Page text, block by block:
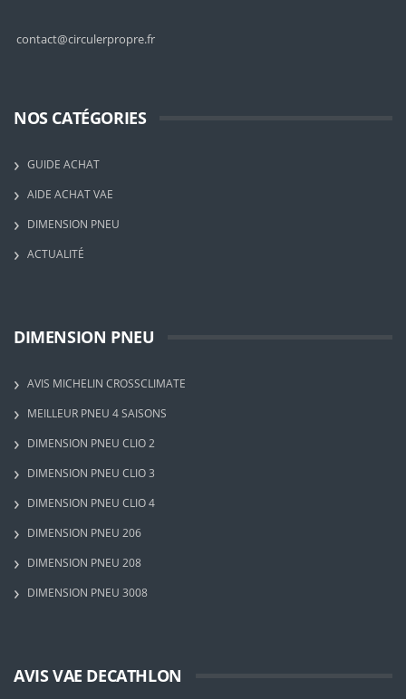
contact@circulerpropre.fr
NOS CATÉGORIES
GUIDE ACHAT
AIDE ACHAT VAE
DIMENSION PNEU
ACTUALITÉ
DIMENSION PNEU
AVIS MICHELIN CROSSCLIMATE
MEILLEUR PNEU 4 SAISONS
DIMENSION PNEU CLIO 2
DIMENSION PNEU CLIO 3
DIMENSION PNEU CLIO 4
DIMENSION PNEU 206
DIMENSION PNEU 208
DIMENSION PNEU 3008
AVIS VAE DECATHLON